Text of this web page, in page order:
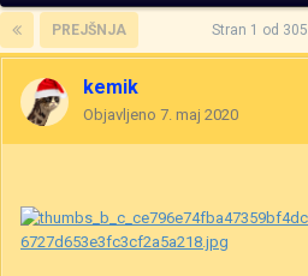
PREJŠNJA Stran 1 od 305
kemik
Objavljeno 7. maj 2020